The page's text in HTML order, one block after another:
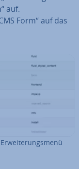
auf.
Form“ auf das